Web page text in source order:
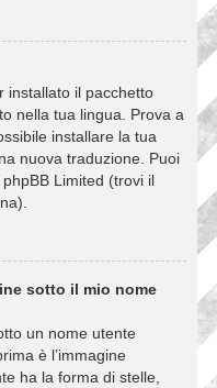
installato il pacchetto
nella tua lingua. Prova a
installare la tua
nuova traduzione. Puoi
Limited (trovi il
sotto il mio nome
un nome utente
è l’immagine
ha la forma di stelle,